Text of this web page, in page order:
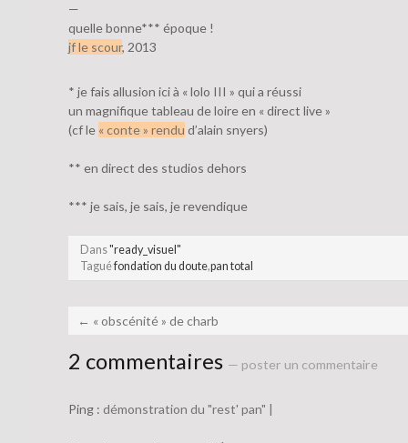
—
quelle bonne*** époque !
jf le scour, 2013
* je fais allusion ici à « lolo III » qui a réussi
un magnifique tableau de loire en « direct live »
(cf le « conte » rendu d’alain snyers)
** en direct des studios dehors
*** je sais, je sais, je revendique
Dans"ready_visuel"
Taguéfondation du doute,pan total
← « obscénité » de charb
2 commentaires — poster un commentaire
Ping : démonstration du "rest' pan" |